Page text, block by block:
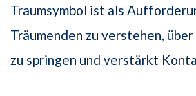
Traumsymbol ist als
Träumenden zu verstehen,
zu springen und verstärkt